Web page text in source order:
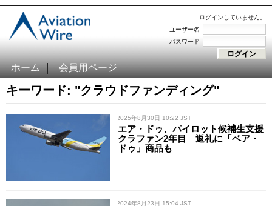
ログインしていません。
ユーザー名
パスワード
ホーム 会員用ページ
キーワード: "クラウドファンディング"
/ 2025年8月30日 10:22 JST
エア・ドゥ、パイロット候補生支援
クラファン2年目 返礼に「ベア・
ドゥ」商品も
/ 2024年8月23日 15:04 JST